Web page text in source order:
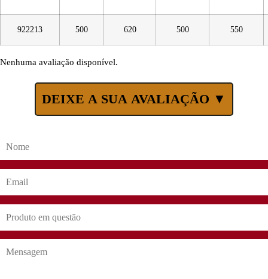
922213 500 620 500 550
Nenhuma avaliação disponível.
DEIXE A SUA AVALIAÇÃO ▼